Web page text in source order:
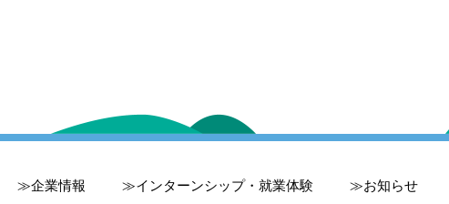
企業情報 インターンシップ・就業体験 お知らせ